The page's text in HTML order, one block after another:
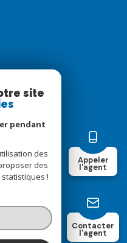
Appeler
l'agent
Contacter
l'agent
site
pendant
des
des
!